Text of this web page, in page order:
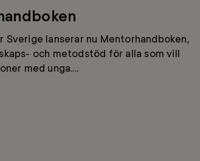
Sverige lanserar nu Mentorhandboken,
och metodstöd för alla som vill
med unga....